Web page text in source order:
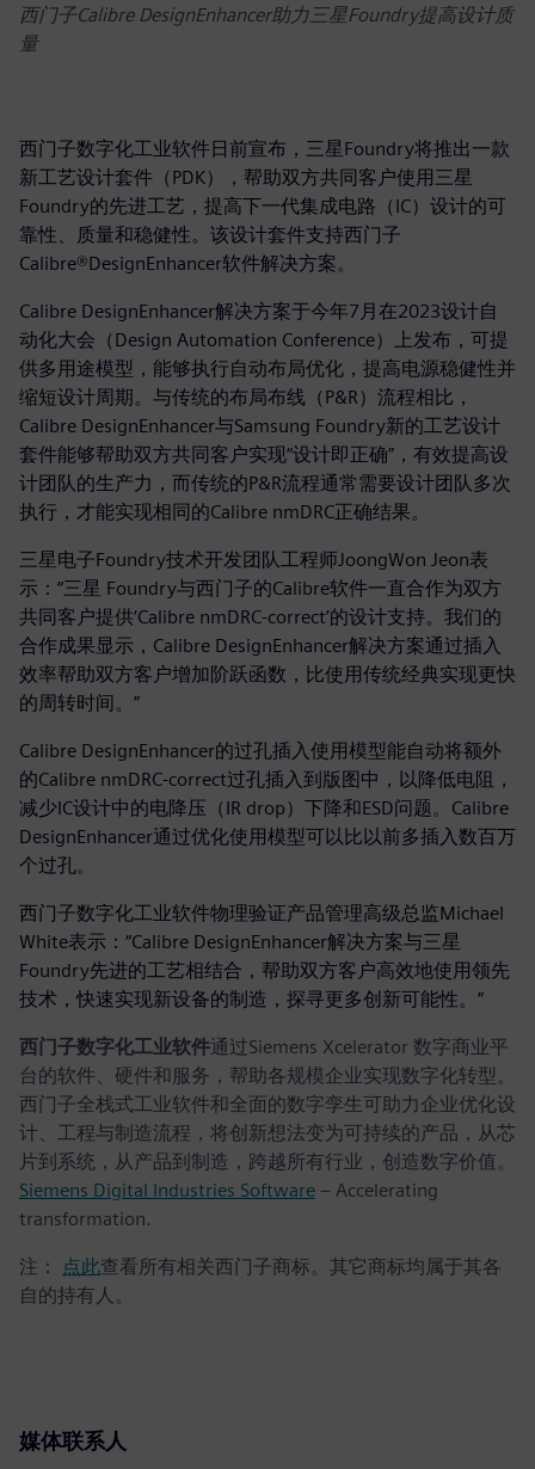
西门子Calibre DesignEnhancer助力三星Foundry提高设计质
量
西门子数字化工业软件日前宣布，三星Foundry将推出一款
新工艺设计套件（PDK），帮助双方共同客户使用三星
Foundry的先进工艺，提高下一代集成电路（IC）设计的可
靠性、质量和稳健性。该设计套件支持西门子
Calibre®DesignEnhancer软件解决方案。
Calibre DesignEnhancer解决方案于今年7月在2023设计自
动化大会（Design Automation Conference）上发布，可提
供多用途模型，能够执行自动布局优化，提高电源稳健性并
缩短设计周期。与传统的布局布线（P&R）流程相比，
Calibre DesignEnhancer与Samsung Foundry新的工艺设计
套件能够帮助双方共同客户实现“设计即正确”，有效提高设
计团队的生产力，而传统的P&R流程通常需要设计团队多次
执行，才能实现相同的Calibre nmDRC正确结果。
三星电子Foundry技术开发团队工程师JoongWon Jeon表
示：“三星 Foundry与西门子的Calibre软件一直合作为双方
共同客户提供‘Calibre nmDRC-correct’的设计支持。我们的
合作成果显示，Calibre DesignEnhancer解决方案通过插入
效率帮助双方客户增加阶跃函数，比使用传统经典实现更快
的周转时间。”
Calibre DesignEnhancer的过孔插入使用模型能自动将额外
的Calibre nmDRC-correct过孔插入到版图中，以降低电阻，
减少IC设计中的电降压（IR drop）下降和ESD问题。Calibre
DesignEnhancer通过优化使用模型可以比以前多插入数百万
个过孔。
西门子数字化工业软件物理验证产品管理高级总监Michael
White表示：“Calibre DesignEnhancer解决方案与三星
Foundry先进的工艺相结合，帮助双方客户高效地使用领先
技术，快速实现新设备的制造，探寻更多创新可能性。”
西门子数字化工业软件通过Siemens Xcelerator 数字商业平
台的软件、硬件和服务，帮助各规模企业实现数字化转型。
西门子全栈式工业软件和全面的数字孪生可助力企业优化设
计、工程与制造流程，将创新想法变为可持续的产品，从芯
片到系统，从产品到制造，跨越所有行业，创造数字价值。
Siemens Digital Industries Software – Accelerating
transformation.
注： 点此查看所有相关西门子商标。其它商标均属于其各
自的持有人。
媒体联系人